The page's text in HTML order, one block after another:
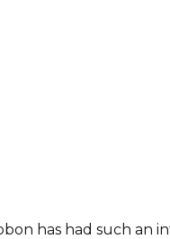
has had such an